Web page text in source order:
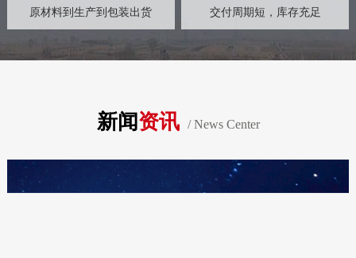
原材料到生产到包装出货
交付周期短，库存充足
新闻资讯 / News Center